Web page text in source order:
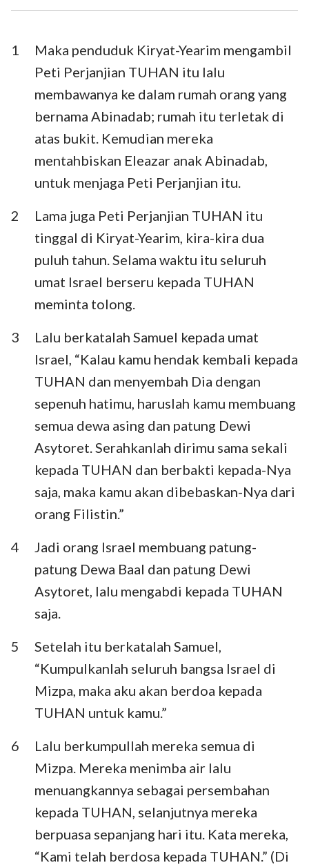
Ezra Nehemia
Ester Ayub
Mazmur Amsal
Yesaya Yeremia
Ratapan Yehezkiel
Amos
Obaja Yunus
Mikha Nahum
Zakharia
Maleakhi
1
Maka penduduk Kiryat-Yearim mengambil
Peti Perjanjian TUHAN itu lalu
membawanya ke dalam rumah orang yang
bernama Abinadab; rumah itu terletak di
atas bukit. Kemudian mereka
mentahbiskan Eleazar anak Abinadab,
untuk menjaga Peti Perjanjian itu.
2
Lama juga Peti Perjanjian TUHAN itu
tinggal di Kiryat-Yearim, kira-kira dua
puluh tahun. Selama waktu itu seluruh
umat Israel berseru kepada TUHAN
meminta tolong.
3
Lalu berkatalah Samuel kepada umat
Israel, “Kalau kamu hendak kembali kepada
TUHAN dan menyembah Dia dengan
sepenuh hatimu, haruslah kamu membuang
semua dewa asing dan patung Dewi
Asytoret. Serahkanlah dirimu sama sekali
kepada TUHAN dan berbakti kepada-Nya
saja, maka kamu akan dibebaskan-Nya dari
orang Filistin.”
4
Jadi orang Israel membuang patung-
patung Dewa Baal dan patung Dewi
Asytoret, lalu mengabdi kepada TUHAN
saja.
5
Setelah itu berkatalah Samuel,
“Kumpulkanlah seluruh bangsa Israel di
Mizpa, maka aku akan berdoa kepada
TUHAN untuk kamu.”
6
Lalu berkumpullah mereka semua di
Mizpa. Mereka menimba air lalu
menuangkannya sebagai persembahan
kepada TUHAN, selanjutnya mereka
berpuasa sepanjang hari itu. Kata mereka,
“Kami telah berdosa kepada TUHAN.” (Di